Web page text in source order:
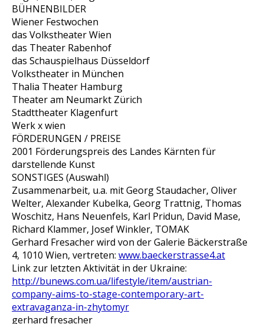
BÜHNENBILDER
Wiener Festwochen
das Volkstheater Wien
das Theater Rabenhof
das Schauspielhaus Düsseldorf
Volkstheater in München
Thalia Theater Hamburg
Theater am Neumarkt Zürich
Stadttheater Klagenfurt
Werk x wien
FÖRDERUNGEN / PREISE
2001 Förderungspreis des Landes Kärnten für
darstellende Kunst
SONSTIGES (Auswahl)
Zusammenarbeit, u.a. mit Georg Staudacher, Oliver
Welter, Alexander Kubelka, Georg Trattnig, Thomas
Woschitz, Hans Neuenfels, Karl Pridun, David Mase,
Richard Klammer, Josef Winkler, TOMAK
Gerhard Fresacher wird von der Galerie Bäckerstraße
4, 1010 Wien, vertreten: www.baeckerstrasse4.at
Link zur letzten Aktivität in der Ukraine:
http://bunews.com.ua/lifestyle/item/austrian-
company-aims-to-stage-contemporary-art-
extravaganza-in-zhytomyr
gerhard fresacher